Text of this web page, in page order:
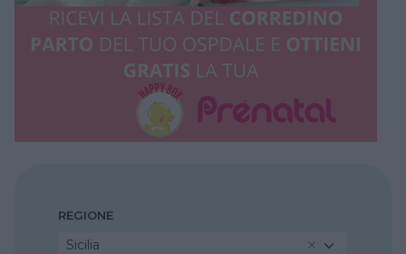
REGIONE
Sicilia